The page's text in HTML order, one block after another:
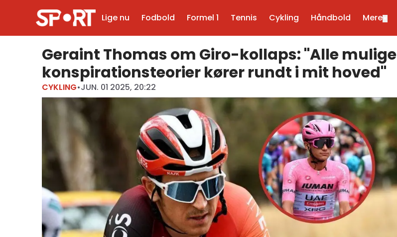
Lige nu Fodbold Formel 1 Tennis Cykling Håndbold Mere
Geraint Thomas om Giro-kollaps: "Alle mulige
konspirationsteorier kører rundt i mit hoved"
CYKLING•JUN. 01 2025, 20:22